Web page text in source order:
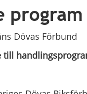
program
Dövas Förbund
till